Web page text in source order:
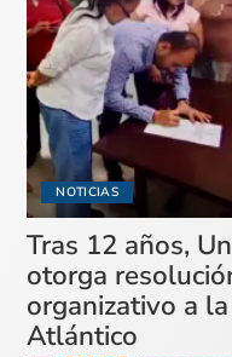
NOTICIAS
Tras 12 años,
otorga
organizativo a
Atlántico